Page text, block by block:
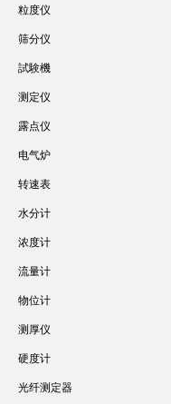
粒度仪
筛分仪
試験機
测定仪
露点仪
电气炉
转速表
水分计
浓度计
流量计
物位计
测厚仪
硬度计
光纤测定器